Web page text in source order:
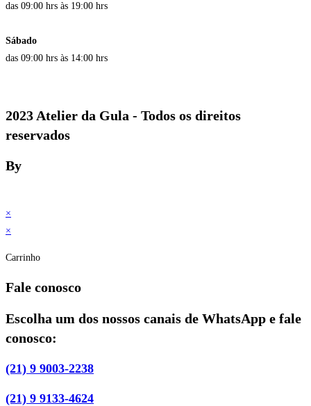
das 09:00 hrs às 19:00 hrs
Sábado
das 09:00 hrs às 14:00 hrs
2023 Atelier da Gula - Todos os direitos
reservados
By
×
×
Carrinho
Fale conosco
Escolha um dos nossos canais de WhatsApp e fale
conosco:
(21) 9 9003-2238
(21) 9 9133-4624